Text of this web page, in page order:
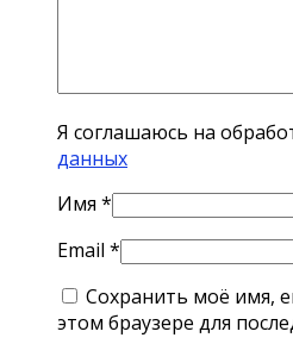
Я соглашаюсь на
данных
Имя *
Email *
Сохранить моё имя,
этом браузере для